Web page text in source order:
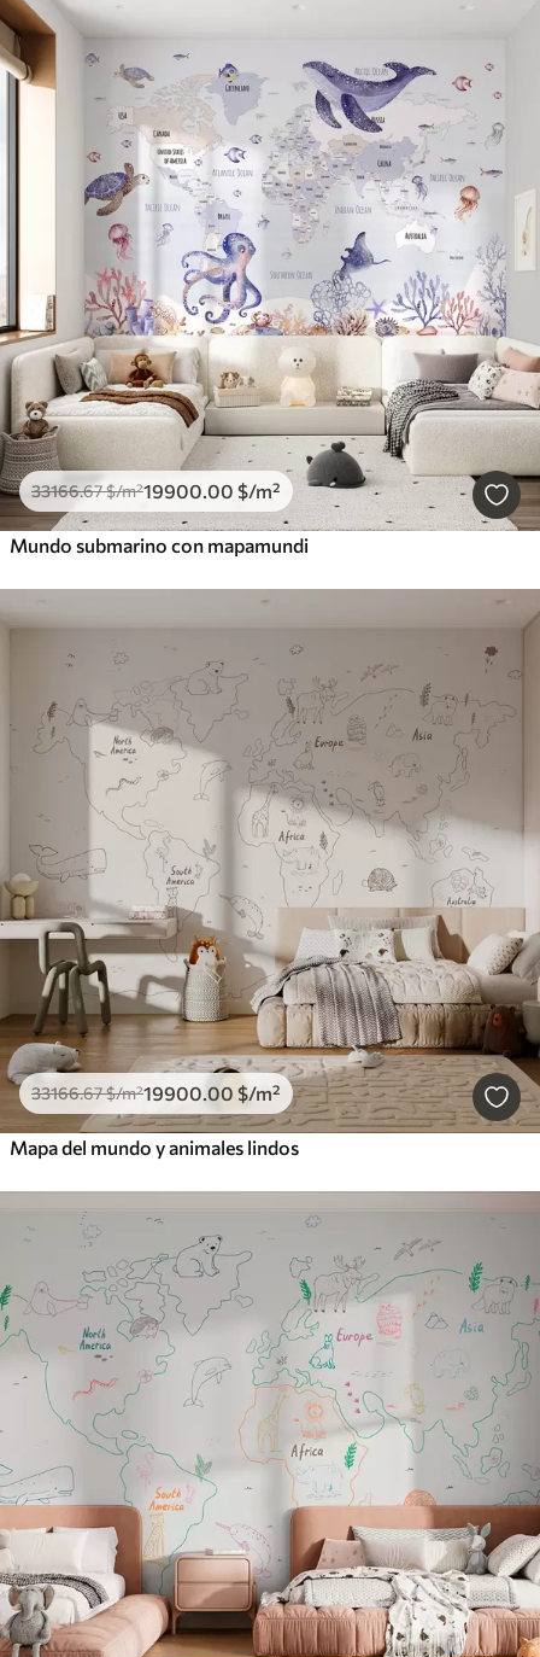
33166.67$/m²19900 .00 $/m²
Mundo submarino con mapamundi
33166.67$/m²19900 .00 $/m²
Mapa del mundo y animales lindos